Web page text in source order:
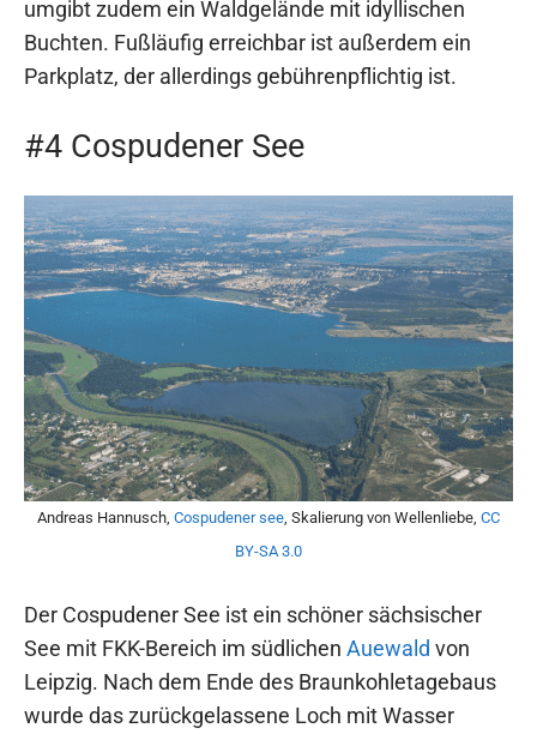
umgibt zudem ein Waldgelände mit idyllischen
Buchten. Fußläufig erreichbar ist außerdem ein
Parkplatz, der allerdings gebührenpflichtig ist.
#4 Cospudener See
Andreas Hannusch, Cospudener see , Skalierung von Wellenliebe, CC
BY-SA 3.0
Der Cospudener See ist ein schöner sächsischer
See mit FKK-Bereich im südlichen Auewald von
Leipzig. Nach dem Ende des Braunkohletagebaus
wurde das zurückgelassene Loch mit Wasser